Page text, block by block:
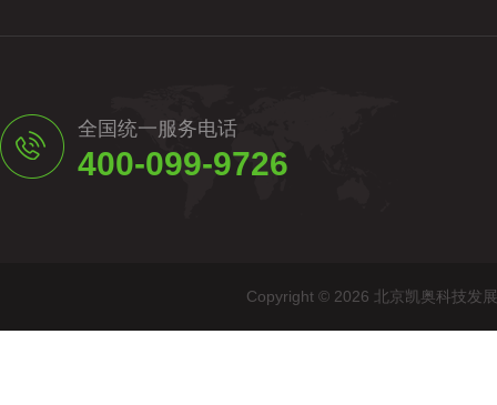
全国统一服务电话
400-099-9726
Copyright © 2026 北京凯奥科技发